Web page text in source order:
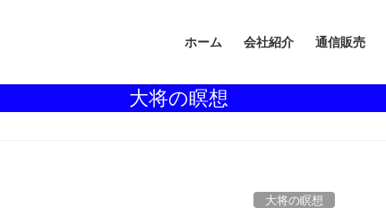
ホーム 会社紹介 通信販売
大将の瞑想
大将の瞑想